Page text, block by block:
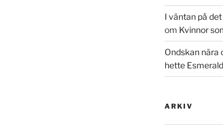
I väntan på
om Kvinnor
Ondskan nära
hette
ARKIV